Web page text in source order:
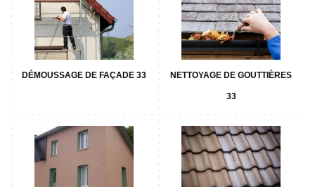
DÉMOUSSAGE DE FAÇADE 33 NETTOYAGE DE GOUTTIÈRES
33